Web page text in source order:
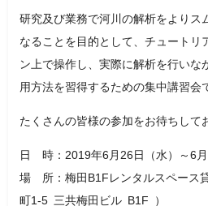
研究及び業務で河川の解析をよりス
なることを目的として、チュートリ
ン上で操作し、実際に解析を行い
用方法を習得するための集中講習会
たくさんの皆様の参加をお待ちして
日 時：2019年6月26日（水）～6月
場 所：梅田B1Fレンタルスペース
町1-5 三共梅田ビル B1F ）